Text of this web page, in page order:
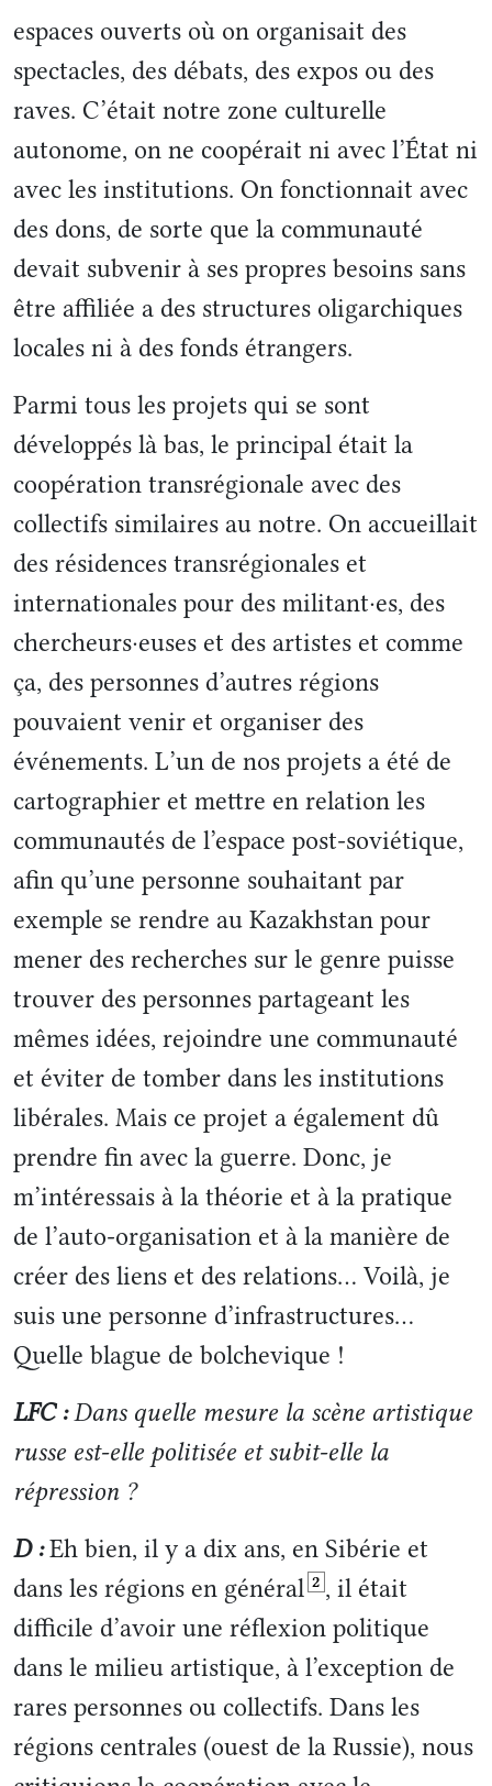
espaces ouverts où on organisait des
spectacles, des débats, des expos ou des
raves. C’était notre zone culturelle
autonome, on ne coopérait ni avec l’État ni
avec les institutions. On fonctionnait avec
des dons, de sorte que la communauté
devait subvenir à ses propres besoins sans
être affiliée a des structures oligarchiques
locales ni à des fonds étrangers.
Parmi tous les projets qui se sont
développés là bas, le principal était la
coopération transrégionale avec des
collectifs similaires au notre. On accueillait
des résidences transrégionales et
internationales pour des militant·es, des
chercheurs·euses et des artistes et comme
ça, des personnes d’autres régions
pouvaient venir et organiser des
événements. L’un de nos projets a été de
cartographier et mettre en relation les
communautés de l’espace post-soviétique,
afin qu’une personne souhaitant par
exemple se rendre au Kazakhstan pour
mener des recherches sur le genre puisse
trouver des personnes partageant les
mêmes idées, rejoindre une communauté
et éviter de tomber dans les institutions
libérales. Mais ce projet a également dû
prendre fin avec la guerre. Donc, je
m’intéressais à la théorie et à la pratique
de l’auto-organisation et à la manière de
créer des liens et des relations… Voilà, je
suis une personne d’infrastructures…
Quelle blague de bolchevique !
LFC : Dans quelle mesure la scène artistique
russe est-elle politisée et subit-elle la
répression ?
D :Eh bien, il y a dix ans, en Sibérie et
dans les régions en général 2 , il était
difficile d’avoir une réflexion politique
dans le milieu artistique, à l’exception de
rares personnes ou collectifs. Dans les
régions centrales (ouest de la Russie), nous